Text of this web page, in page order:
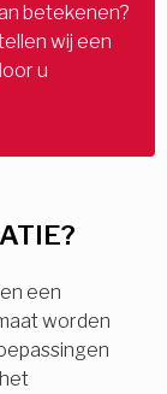
een
worden
betekenen?
wij een
u